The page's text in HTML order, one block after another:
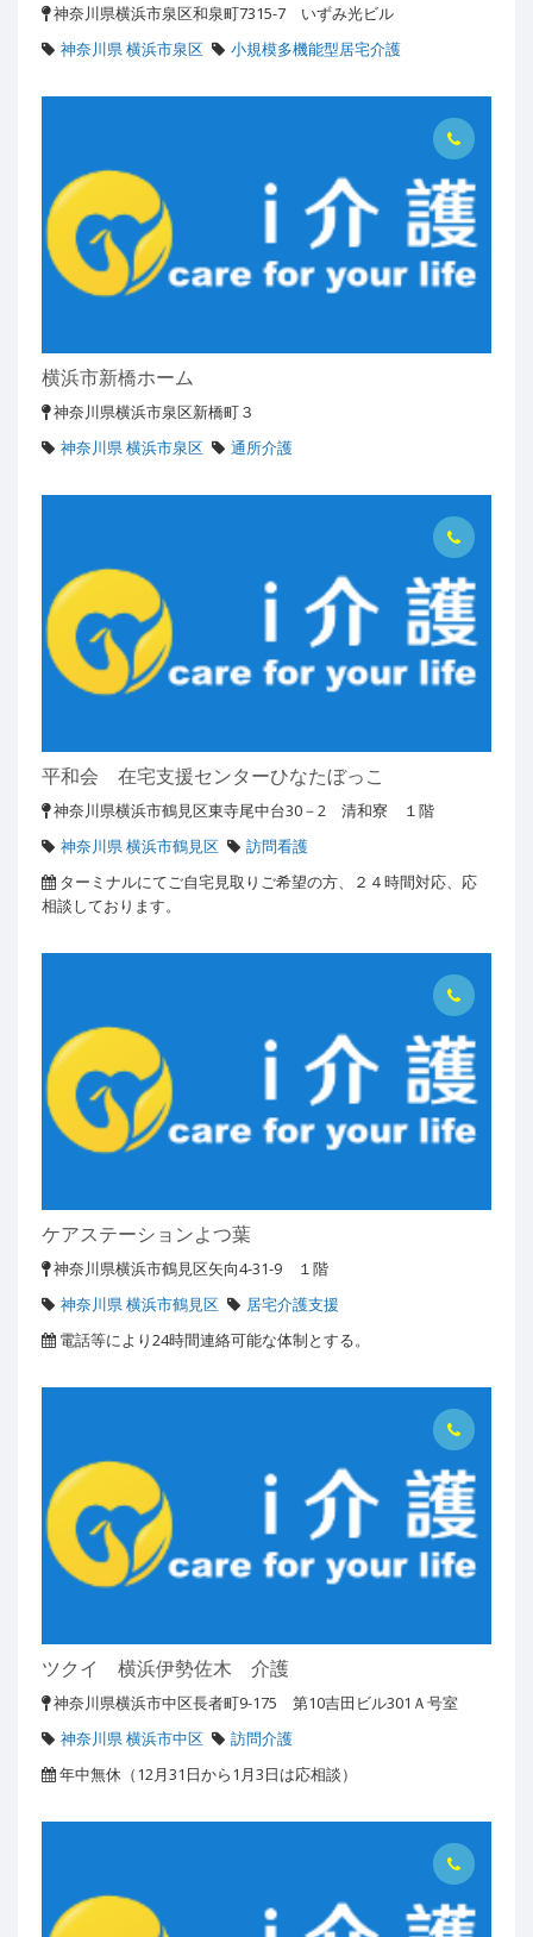
神奈川県横浜市泉区和泉町7315-7 いずみ光ビル
神奈川県 横浜市泉区
小規模多機能型居宅介護
横浜市新橋ホーム
神奈川県横浜市泉区新橋町３
神奈川県 横浜市泉区
通所介護
平和会 在宅支援センターひなたぼっこ
神奈川県横浜市鶴見区東寺尾中台30－2 清和寮 １階
神奈川県 横浜市鶴見区
訪問看護
ターミナルにてご自宅見取りご希望の方、２４時間対応、応
相談しております。
ケアステーションよつ葉
神奈川県横浜市鶴見区矢向4-31-9 １階
神奈川県 横浜市鶴見区
居宅介護支援
電話等により24時間連絡可能な体制とする。
ツクイ 横浜伊勢佐木 介護
神奈川県横浜市中区長者町9-175 第10吉田ビル301Ａ号室
神奈川県 横浜市中区
訪問介護
年中無休（12月31日から1月3日は応相談）